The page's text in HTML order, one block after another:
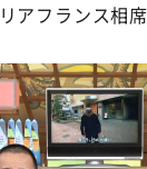
Z塚田×福井アナ
えり）
～きょうの献立
ンなり！シーズン
アフランス相